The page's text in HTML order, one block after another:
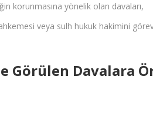
korunmasına yönelik olan davaları,
veya sulh hukuk hakimini
Görülen Davalara